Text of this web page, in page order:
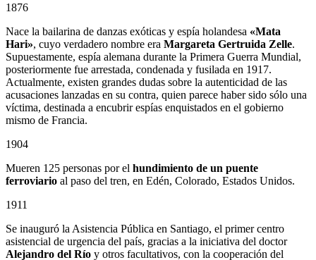
1876
Nace la bailarina de danzas exóticas y espía holandesa «Mata
Hari», cuyo verdadero nombre era Margareta Gertruida Zelle.
Supuestamente, espía alemana durante la Primera Guerra Mundial,
posteriormente fue arrestada, condenada y fusilada en 1917.
Actualmente, existen grandes dudas sobre la autenticidad de las
acusaciones lanzadas en su contra, quien parece haber sido sólo una
víctima, destinada a encubrir espías enquistados en el gobierno
mismo de Francia.
1904
Mueren 125 personas por el hundimiento de un puente
ferroviario al paso del tren, en Edén, Colorado, Estados Unidos.
1911
Se inauguró la Asistencia Pública en Santiago, el primer centro
asistencial de urgencia del país, gracias a la iniciativa del doctor
Alejandro del Río y otros facultativos, con la cooperación del